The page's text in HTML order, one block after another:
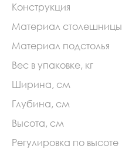
Конструкция
Материал столешницы
Материал подстолья
Вес в упаковке, кг
Ширина, см
Глубина, см
Высота, см
Регулировка по высоте